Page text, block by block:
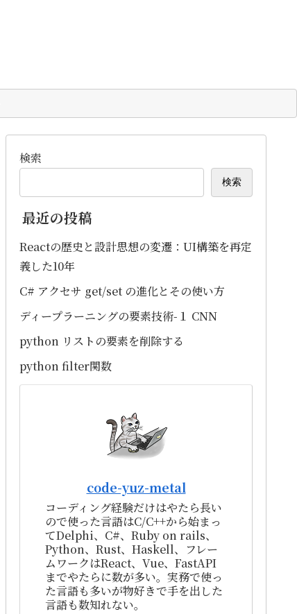
検索
検索
最近の投稿
Reactの歴史と設計思想の変遷：UI構築を再定
義した10年
C# アクセサ get/set の進化とその使い方
ディープラーニングの要素技術-１ CNN
python リストの要素を削除する
python filter関数
code-yuz-metal
コーディング経験だけはやたら長い
ので使った言語はC/C++から始まっ
てDelphi、C#、Ruby on rails、
Python、Rust、Haskell、フレー
ムワークはReact、Vue、FastAPI
までやたらに数が多い。実務で使っ
た言語も多いが物好きで手を出した
言語も数知れない。